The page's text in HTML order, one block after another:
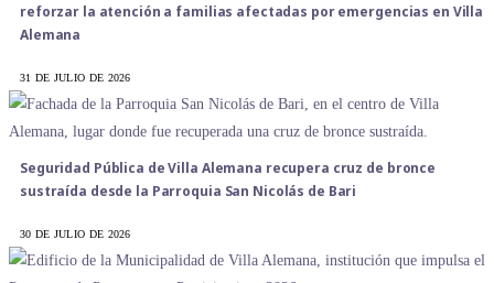
reforzar la atención a familias afectadas por emergencias en Villa
Alemana
31 DE JULIO DE 2026
Seguridad Pública de Villa Alemana recupera cruz de bronce
sustraída desde la Parroquia San Nicolás de Bari
30 DE JULIO DE 2026